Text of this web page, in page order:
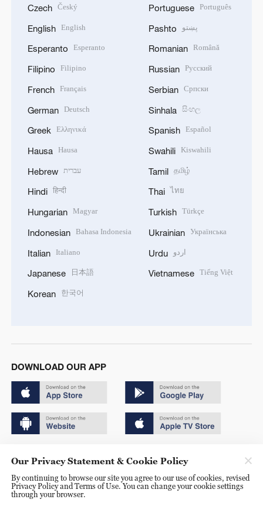
Czech Český
English English
Esperanto Esperanto
Filipino Filipino
French Français
German Deutsch
Greek Ελληνικά
Hausa Hausa
Hebrew עברית
Hindi हिन्दी
Hungarian Magyar
Indonesian Bahasa Indonesia
Italian Italiano
Japanese 日本語
Korean 한국어
Portuguese Português
Pashto پښتو
Romanian Română
Russian Русский
Serbian Српски
Sinhala සිංහල
Spanish Español
Swahili Kiswahili
Tamil தமிழ்
Thai ไทย
Turkish Türkçe
Ukrainian Українська
Urdu اردو
Vietnamese Tiếng Việt
DOWNLOAD OUR APP
京ICP备20000184号
京公网安备 11010502050052号
Our Privacy Statement & Cookie Policy
By continuing to browse our site you agree to our use of cookies, revised
Privacy Policy and Terms of Use. You can change your cookie settings
through your browser.